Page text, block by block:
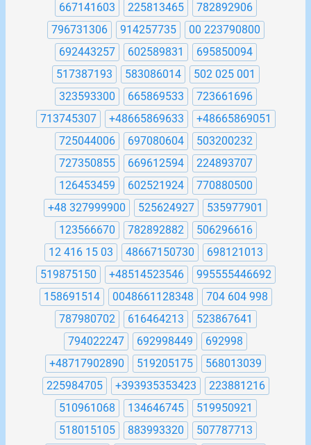
667141603
225813465
782892906
796731306
914257735
00 223790800
692443257
602589831
695850094
517387193
583086014
502 025 001
323593300
665869533
723661696
713745307
+48665869633
+48665869051
725044006
697080604
503200232
727350855
669612594
224893707
126453459
602521924
770880500
+48 327999900
525624927
535977901
123566670
782892882
506296616
12 416 15 03
48667150730
698121013
519875150
+48514523546
995555446692
158691514
0048661128348
704 604 998
787980702
616464213
523867641
794022247
692998449
692998
+48717902890
519205175
568013039
225984705
+393935353423
223881216
510961068
134646745
519950921
518015105
883993320
507787713